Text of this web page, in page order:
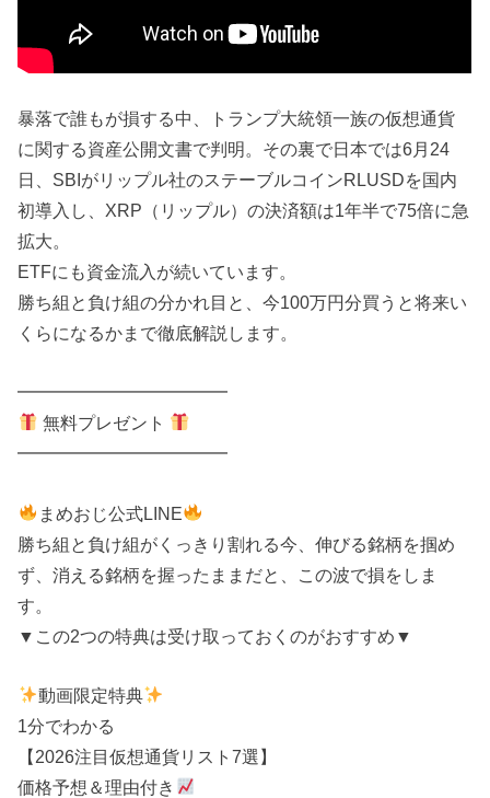
暴落で誰もが損する中、トランプ大統領一族の仮想通貨
に関する資産公開文書で判明。その裏で日本では6月24
日、SBIがリップル社のステーブルコインRLUSDを国内
初導入し、XRP（リップル）の決済額は1年半で75倍に急
拡大。
ETFにも資金流入が続いています。
勝ち組と負け組の分かれ目と、今100万円分買うと将来い
くらになるかまで徹底解説します。
━━━━━━━━━━━━
無料プレゼント
━━━━━━━━━━━━
まめおじ公式LINE
勝ち組と負け組がくっきり割れる今、伸びる銘柄を掴め
ず、消える銘柄を握ったままだと、この波で損をしま
す。
▼この2つの特典は受け取っておくのがおすすめ▼
動画限定特典
1分でわかる
【2026注目仮想通貨リスト7選】
価格予想＆理由付き